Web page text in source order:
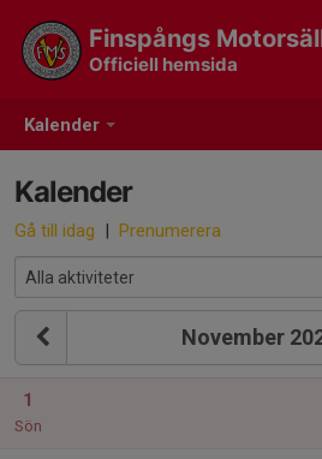
Kalender
Finspångs
Officiell hemsida
Kalender
Gå till idag | Prenumerera
November
1
Sön